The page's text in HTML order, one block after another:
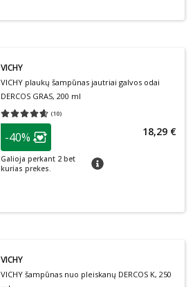
VICHY
VICHY plaukų šampūnas jautriai galvos odai
DERCOS GRAS, 200 ml
(10)
Vidutinis įvertinimas 4.60
patarimas
Lojalumo klubo narių nuolaida
-40%
Galioja perkant 2 bet
kurias prekes.
patarimas
18,29 €
VICHY
VICHY šampūnas nuo pleiskanų DERCOS K, 250